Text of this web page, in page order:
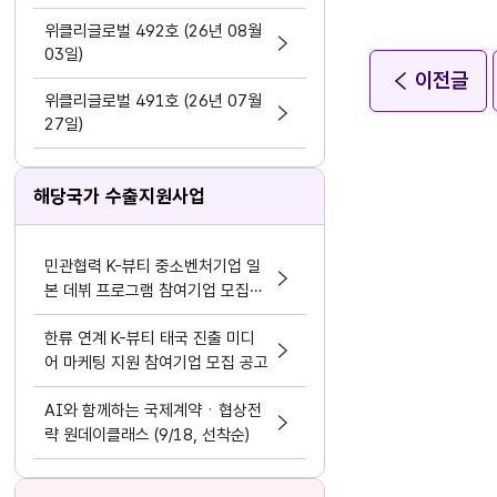
지원 활동법」 제정
위클리글로벌 492호 (26년 08월
03일)
위클리글로벌 491호 (26년 07월
27일)
해당국가 수출지원사업
민관협력 K-뷰티 중소벤처기업 일
본 데뷔 프로그램 참여기업 모집공
고
한류 연계 K-뷰티 태국 진출 미디
어 마케팅 지원 참여기업 모집 공고
AI와 함께하는 국제계약ㆍ협상전
략 원데이클래스 (9/18, 선착순)
이전글